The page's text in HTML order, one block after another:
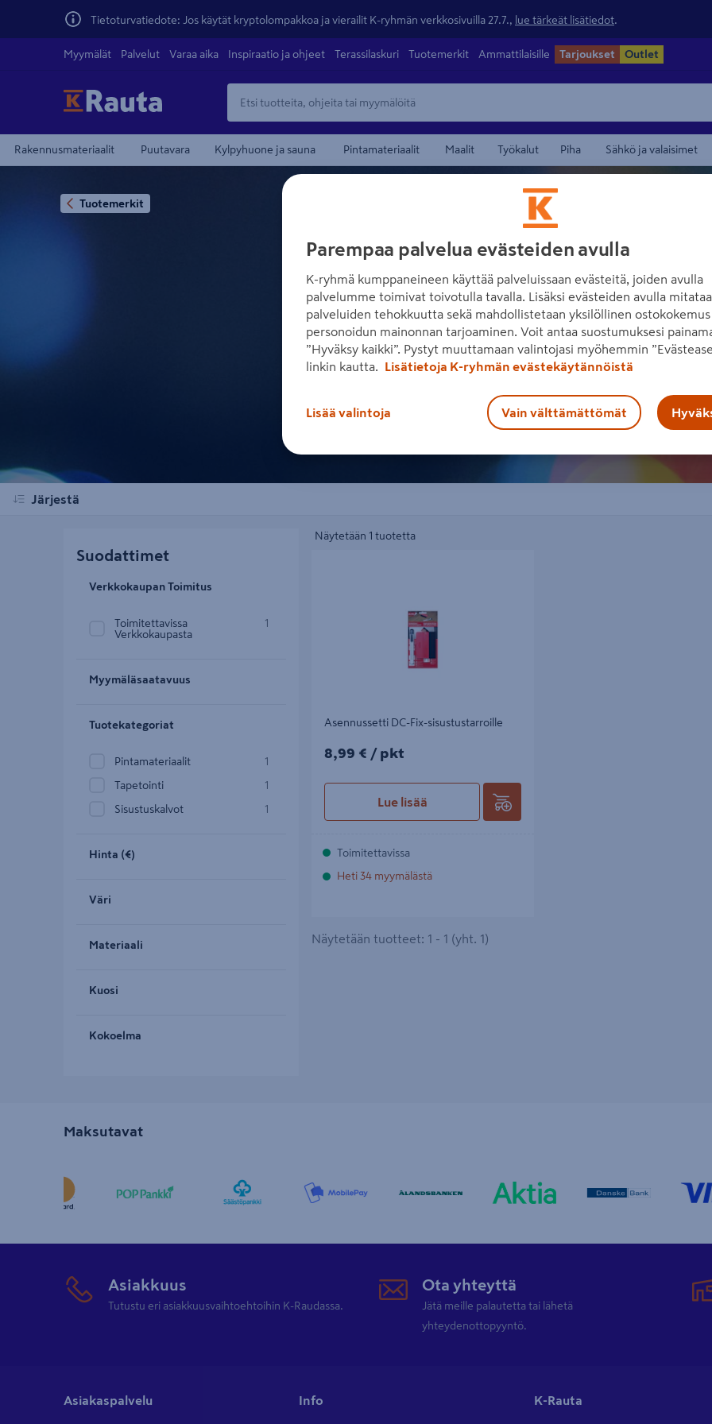
Tietoturvatiedote: Jos käytät kryptolompakkoa ja vierailit K-ryhmän verkkosivuilla 27.7., lue tärkeät lisätiedot
Myymälät Palvelut Varaa aika Inspiraatio ja ohjeet Terassilaskuri Tuotemerkit Ammattilaisille Tarjoukset Outlet
Rakennusmateriaalit Puutavara Kylpyhuone ja sauna Pintamateriaalit Maalit Työkalut Piha Sähkö ja valaisimet
Tuotemerkit
VALLILA
Järjestä
Suodattimet
Verkkokaupan Toimitus
Toimitettavissa
Verkkokaupasta
1
Myymäläsaatavuus
Tuotekategoriat
Pintamateriaalit 1
Tapetointi 1
Sisustuskalvot 1
Hinta (€)
Väri
Materiaali
Kuosi
Kokoelma
Näytetään 1 tuotetta
Asennussetti DC-Fix-sisustustarroille
8,99€/pkt
8,99 € / pkt
Lue lisää
Toimitettavissa
Heti 34 myymälästä
Näytetään tuotteet: 1 - 1 (yht. 1)
Maksutavat
Asiakkuus
Tutustu eri asiakkuusvaihtoehtoihin K-Raudassa.
Ota yhteyttä
Jätä meille palautetta tai lähetä
yhteydenottopyyntö.
Asiakaspalvelu Info K-Rauta
Parempaa palvelua evästeiden avulla
K-ryhmä kumppaneineen käyttää palveluissaan evästeitä, joiden avulla
palvelumme toimivat toivotulla tavalla. Lisäksi evästeiden avulla
palveluiden tehokkuutta sekä mahdollistetaan yksilöllinen ostokokemus
personoidun mainonnan tarjoaminen. Voit antaa suostumuksesi
”Hyväksy kaikki”. Pystyt muuttamaan valintojasi myöhemmin
linkin kautta.
Lisätietoja K-ryhmän evästekäytännöistä
Lisää valintoja Vain välttämättömät